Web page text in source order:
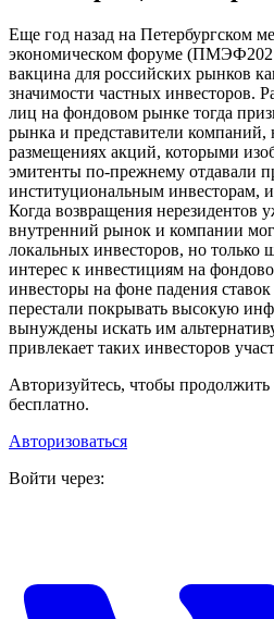
Еще год назад на Петербургском
экономическом форуме
вакцина для российских рынков
значимости частных инвесторов.
лиц на фондовом рынке тогда
рынка и представители
размещениях акций, которыми
эмитенты по-прежнему отдавали
институциональным инвесторам,
Когда возвращения нерезидентов
внутренний рынок и компании
локальных инвесторов, но только
интерес к инвестициям на
инвесторы на фоне падения
перестали покрывать высокую
вынуждены искать им
привлекает таких инвесторов
Авторизуйтесь, чтобы
бесплатно.
Авторизоваться
Войти через: